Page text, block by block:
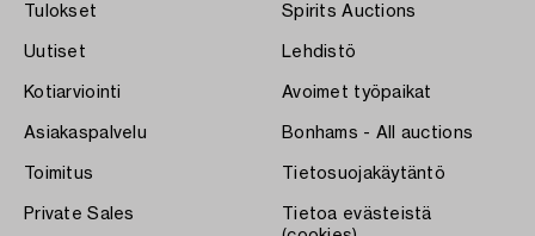
Tulokset
Uutiset
Kotiarviointi
Asiakaspalvelu
Toimitus
Private Sales
Spirits Auctions
Lehdistö
Avoimet työpaikat
Bonhams - All auctions
Tietosuojakäytäntö
Tietoa evästeistä